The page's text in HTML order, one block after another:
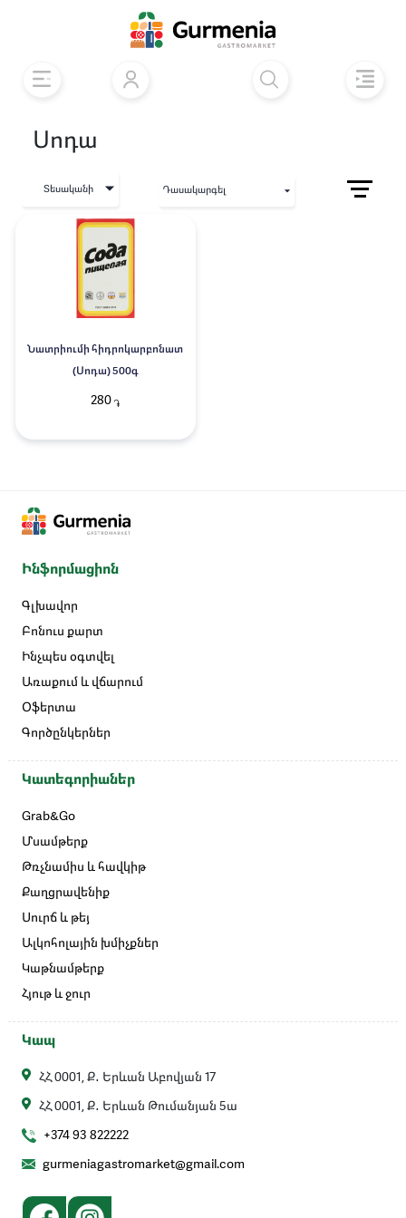
Սոդա
Տեսականի Դասակարգել
Նատրիումի հիդրոկարբոնատ
(Սոդա) 500գ
280 ֏
Ինֆորմացիոն
Գլխավոր
Բոնուս քարտ
Ինչպես օգտվել
Առաքում և վճարում
Օֆերտա
Գործընկերներ
Կատեգորիաներ
Grab&Go
Մսամթերք
Թռչնամիս և հավկիթ
Քաղցրավենիք
Սուրճ և թեյ
Ալկոհոլային խմիչքներ
Կաթնամթերք
Հյութ և ջուր
Կապ
ՀՀ 0001, Ք․ Երևան Աբովյան 17
ՀՀ 0001, Ք․ Երևան Թումանյան 5ա
+374 93 822222
gurmeniagastromarket@gmail.com